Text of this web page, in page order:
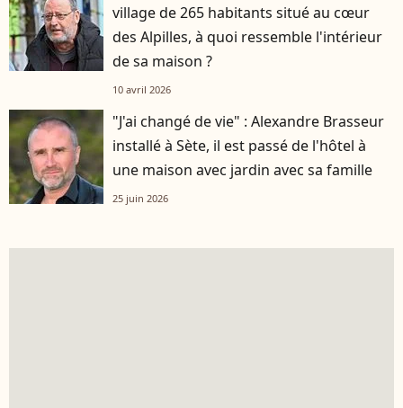
village de 265 habitants situé au cœur
des Alpilles, à quoi ressemble l'intérieur
de sa maison ?
10 avril 2026
"J'ai changé de vie" : Alexandre Brasseur
installé à Sète, il est passé de l'hôtel à
une maison avec jardin avec sa famille
25 juin 2026